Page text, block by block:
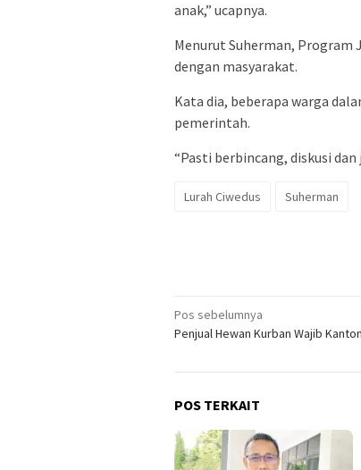
anak,” ucapnya.
Menurut Suherman, Program
dengan masyarakat.
Kata dia, beberapa warga
pemerintah.
“Pasti berbincang, diskusi
Lurah Ciwedus Suherman
Navigasi
pos
Pos sebelumnya
Penjual Hewan Kurban Wajib
POS TERKAIT